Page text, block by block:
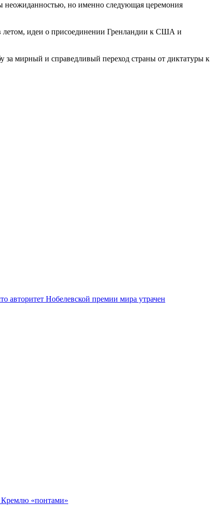
неожиданностью, но именно следующая церемония
летом, идеи о присоединении Гренландии к США и
мирный и справедливый переход страны от диктатуры к
авторитет Нобелевской премии мира утрачен
Кремлю «понтами»